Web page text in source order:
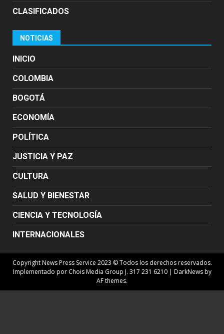
CLASIFICADOS
NOTICIAS
INICIO
COLOMBIA
BOGOTÁ
ECONOMÍA
POLÍTICA
JUSTICIA Y PAZ
CULTURA
SALUD Y BIENESTAR
CIENCIA Y TECNOLOGÍA
INTERNACIONALES
Copyright News Press Service 2023 © Todos los derechos reservados.
Implementado por Chois Media Group J. 317 231 6210 | DarkNewsby
AF themes.